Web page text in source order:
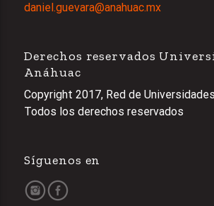
daniel.guevara@anahuac.mx
Derechos reservados
Anáhuac
Copyright 2017, Red de
Todos los derechos reservados
Síguenos en